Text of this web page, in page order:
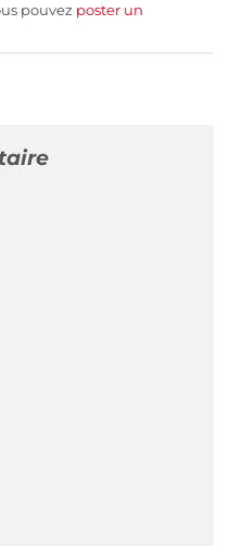
pouvez poster un